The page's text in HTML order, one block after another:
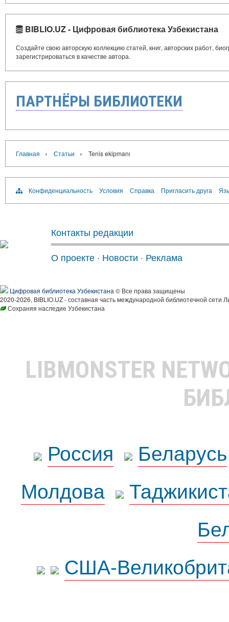
BIBLIO.UZ - Цифровая библиотека Узбекистана
Создайте свою авторскую коллекцию статей, книг, авторских работ,
зарегистрироваться в качестве автора.
ПАРТНЁРЫ БИБЛИОТЕКИ
Главная › Статьи › Tenis ekipmanı
Конфиденциальность Условия Справка Пригласить друга
Контакты редакции
О проекте · Новости · Реклама
Цифровая библиотека Узбекистана© Все права защищены
2020-2026, BIBLIO.UZ - составная часть международной библиотечной сети
Сохраняя наследие Узбекистана
LIBMONSTER
Россия
Беларусь
Молдова
США-